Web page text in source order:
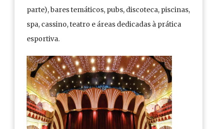
parte), bares temáticos, pubs, discoteca, piscinas,
spa, cassino, teatro e áreas dedicadas à prática
esportiva.